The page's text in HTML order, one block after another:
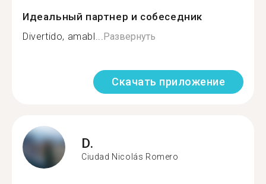
Идеальный партнер и собеседник
Divertido, amabl...Развернуть
Скачать приложение
D.
Ciudad Nicolás Romero